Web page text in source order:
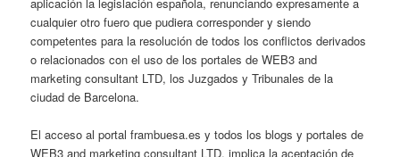
cualquier otro fuero que pudiera corresponder y siendo
competentes para la resolución de todos los conflictos derivados
o relacionados con el uso de los portales de WEB3 and
marketing consultant LTD, los Juzgados y Tribunales de la
ciudad de Barcelona.
El acceso al portal frambuesa.es y todos los blogs y portales de
WEB3 and marketing consultant LTD. implica la aceptación de